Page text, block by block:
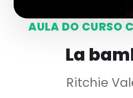
AULA DO CURSO
La
Ritchie